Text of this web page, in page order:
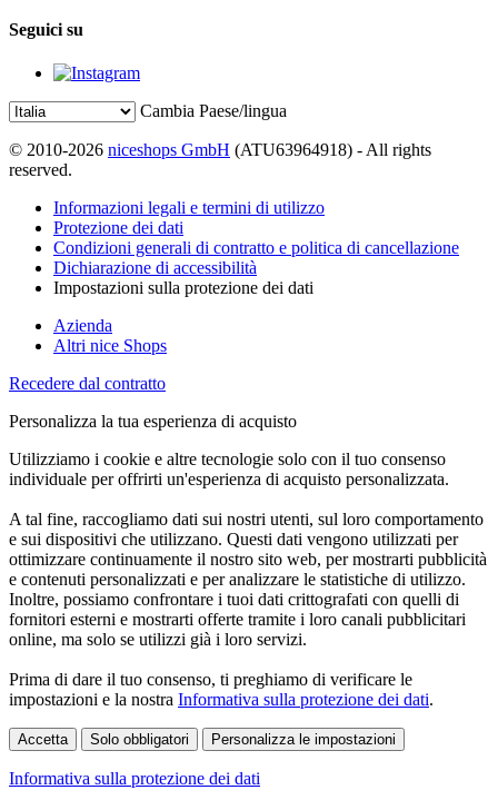
Seguici su
Cambia Paese/lingua
© 2010-2026 niceshops GmbH (ATU63964918) - All rights
reserved.
Informazioni legali e termini di utilizzo
Protezione dei dati
Condizioni generali di contratto e politica di cancellazione
Dichiarazione di accessibilità
Impostazioni sulla protezione dei dati
Azienda
Altri nice Shops
Recedere dal contratto
Personalizza la tua esperienza di acquisto
Utilizziamo i cookie e altre tecnologie solo con il tuo consenso
individuale per offrirti un'esperienza di acquisto personalizzata.
A tal fine, raccogliamo dati sui nostri utenti, sul loro comportamento
e sui dispositivi che utilizzano. Questi dati vengono utilizzati per
ottimizzare continuamente il nostro sito web, per mostrarti pubblicità
e contenuti personalizzati e per analizzare le statistiche di utilizzo.
Inoltre, possiamo confrontare i tuoi dati crittografati con quelli di
fornitori esterni e mostrarti offerte tramite i loro canali pubblicitari
online, ma solo se utilizzi già i loro servizi.
Prima di dare il tuo consenso, ti preghiamo di verificare le
impostazioni e la nostra Informativa sulla protezione dei dati.
Accetta Solo obbligatori Personalizza le impostazioni
Informativa sulla protezione dei dati